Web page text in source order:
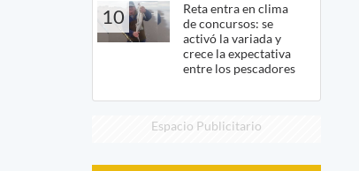
10
Reta entra en clima
de concursos: se
activó la variada y
crece la expectativa
entre los pescadores
Espacio Publicitario